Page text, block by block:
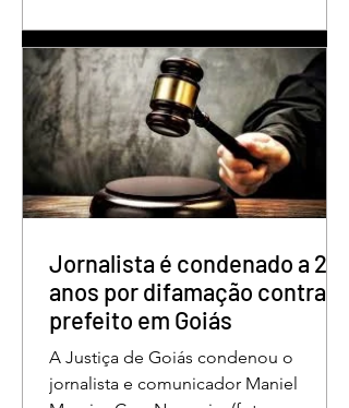
em outubro de 2025, na casa do casal.
À época, Cléria Rosa de Moraes se
recuperava de um Acidente Vascular
Cerebral (AVC) e estava em condição
de fragilidade física. De acordo com o
processo, Cléria foi morta com um
único golpe de faca no pescoço,
repousando, desferido pelo
Jornalista é condenado a 2
anos por difamação contra
prefeito em Goiás
A Justiça de Goiás condenou o
jornalista e comunicador Maniel